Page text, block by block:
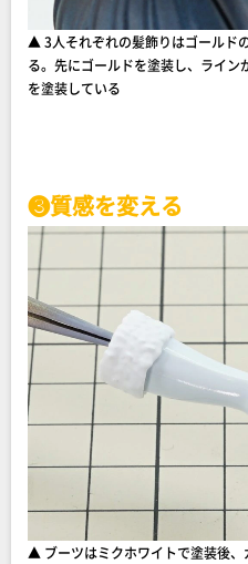
▲ 3人それぞれの髪飾りはゴールド
る。先にゴールドを塗装し、ライ
を塗装している
❸質感を変える
▲ ブーツはミクホワイトで塗装後